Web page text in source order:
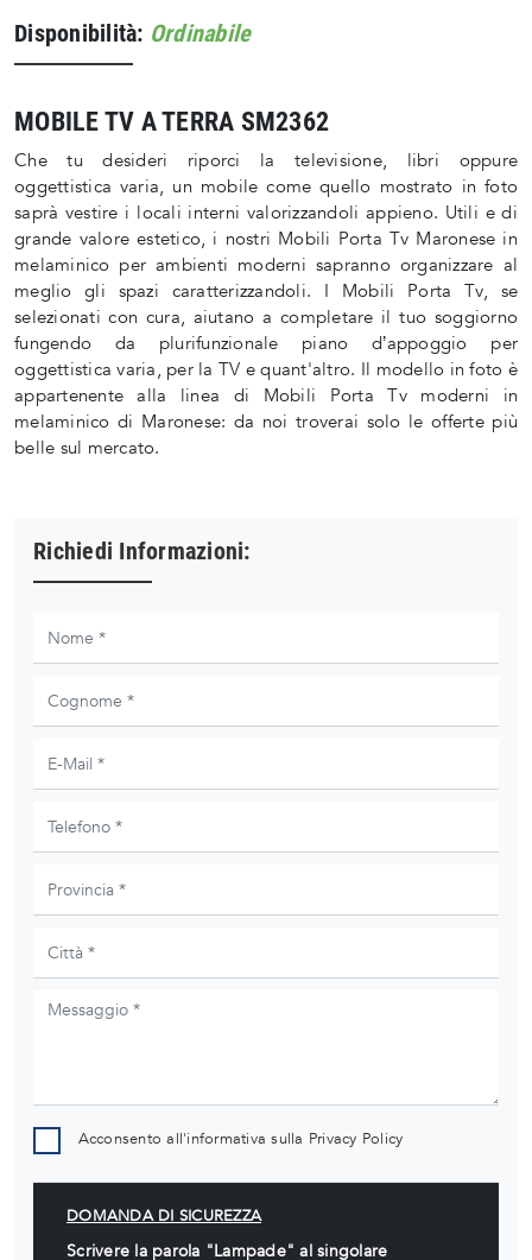
Disponibilità: Ordinabile
MOBILE TV A TERRA SM2362
Che tu desideri riporci la televisione, libri oppure
oggettistica varia, un mobile come quello mostrato in foto
saprà vestire i locali interni valorizzandoli appieno. Utili e di
grande valore estetico, i nostri Mobili Porta Tv Maronese in
melaminico per ambienti moderni sapranno organizzare al
meglio gli spazi caratterizzandoli. I Mobili Porta Tv, se
selezionati con cura, aiutano a completare il tuo soggiorno
fungendo da plurifunzionale piano d’appoggio per
oggettistica varia, per la TV e quant'altro. Il modello in foto è
appartenente alla linea di Mobili Porta Tv moderni in
melaminico di Maronese: da noi troverai solo le offerte più
belle sul mercato.
Richiedi Informazioni:
Acconsento all'informativa sulla Privacy Policy
DOMANDA DI SICUREZZA
Scrivere la parola "Lampade" al singolare